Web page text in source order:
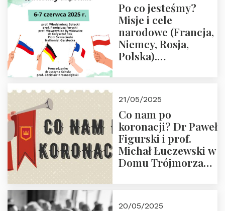
Po co jesteśmy?
Misje i cele
narodowe (Francja,
Niemcy, Rosja,
Polska).
Zapraszamy do
zapisów.
21/05/2025
Co nam po
koronacji? Dr Paweł
Figurski i prof.
Michał Łuczewski w
Domu Trójmorza
20/05/2025